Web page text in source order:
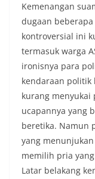
Kemenangan
dugaan
kontroversial ini
termasuk warga
ironisnya para
kendaraan politik
kurang
ucapannya yang
beretika. Namun
yang
memilih pria
Latar belakang